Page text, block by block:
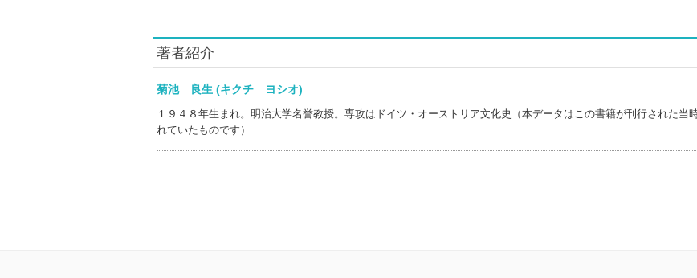
著者紹介
菊池 良生 (キクチ ヨシオ)
１９４８年生まれ。明治大学名誉教授。専攻はドイツ・オーストリア文化史（本データはこの書籍が刊行された当
れていたものです）